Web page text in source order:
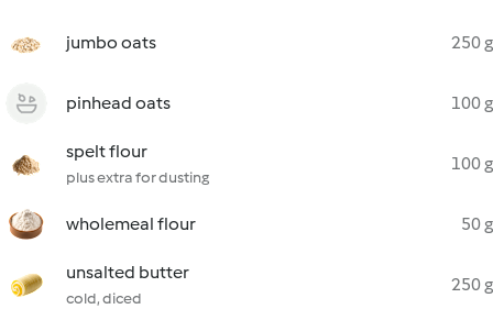
jumbo oats 250 g
pinhead oats 100 g
spelt flour
plus extra for dusting
100 g
wholemeal flour 50 g
unsalted butter
cold, diced
250 g